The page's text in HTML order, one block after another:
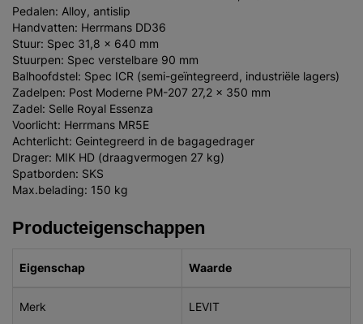
Pedalen: Alloy, antislip
Handvatten: Herrmans DD36
Stuur: Spec 31,8 x 640 mm
Stuurpen: Spec verstelbare 90 mm
Balhoofdstel: Spec ICR (semi-geïntegreerd, industriële lagers)
Zadelpen: Post Moderne PM-207 27,2 x 350 mm
Zadel: Selle Royal Essenza
Voorlicht: Herrmans MR5E
Achterlicht: Geintegreerd in de bagagedrager
Drager: MIK HD (draagvermogen 27 kg)
Spatborden: SKS
Max.belading: 150 kg
Producteigenschappen
Eigenschap Waarde
Merk LEVIT